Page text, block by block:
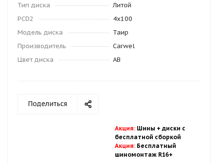
Тип диска
Литой
PCD2
4x100
Модель диска
Таир
Производитель
Carwel
Цвет диска
AB
Поделиться
Акция: Шины + диски с
бесплатной сборкой
Акция: Бесплатный
шиномонтаж R16+